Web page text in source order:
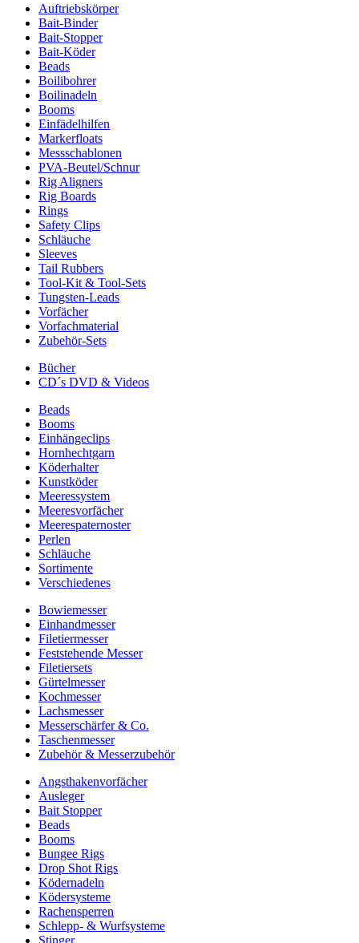
Auftriebskörper
Bait-Binder
Bait-Stopper
Bait-Köder
Beads
Boilibohrer
Boilinadeln
Booms
Einfädelhilfen
Markerfloats
Messschablonen
PVA-Beutel/Schnur
Rig Aligners
Rig Boards
Rings
Safety Clips
Schläuche
Sleeves
Tail Rubbers
Tool-Kit & Tool-Sets
Tungsten-Leads
Vorfächer
Vorfachmaterial
Zubehör-Sets
Bücher
CD´s DVD & Videos
Beads
Booms
Einhängeclips
Hornhechtgarn
Köderhalter
Kunstköder
Meeressystem
Meeresvorfächer
Meerespaternoster
Perlen
Schläuche
Sortimente
Verschiedenes
Bowiemesser
Einhandmesser
Filetiermesser
Feststehende Messer
Filetiersets
Gürtelmesser
Kochmesser
Lachsmesser
Messerschärfer & Co.
Taschenmesser
Zubehör & Messerzubehör
Angsthakenvorfächer
Ausleger
Bait Stopper
Beads
Booms
Bungee Rigs
Drop Shot Rigs
Ködernadeln
Ködersysteme
Rachensperren
Schlepp- & Wurfsysteme
Stinger